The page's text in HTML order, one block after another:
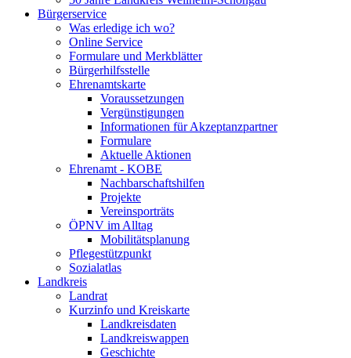
Bürgerservice
Was erledige ich wo?
Online Service
Formulare und Merkblätter
Bürgerhilfsstelle
Ehrenamtskarte
Voraussetzungen
Vergünstigungen
Informationen für Akzeptanzpartner
Formulare
Aktuelle Aktionen
Ehrenamt - KOBE
Nachbarschaftshilfen
Projekte
Vereinsporträts
ÖPNV im Alltag
Mobilitätsplanung
Pflegestützpunkt
Sozialatlas
Landkreis
Landrat
Kurzinfo und Kreiskarte
Landkreisdaten
Landkreiswappen
Geschichte